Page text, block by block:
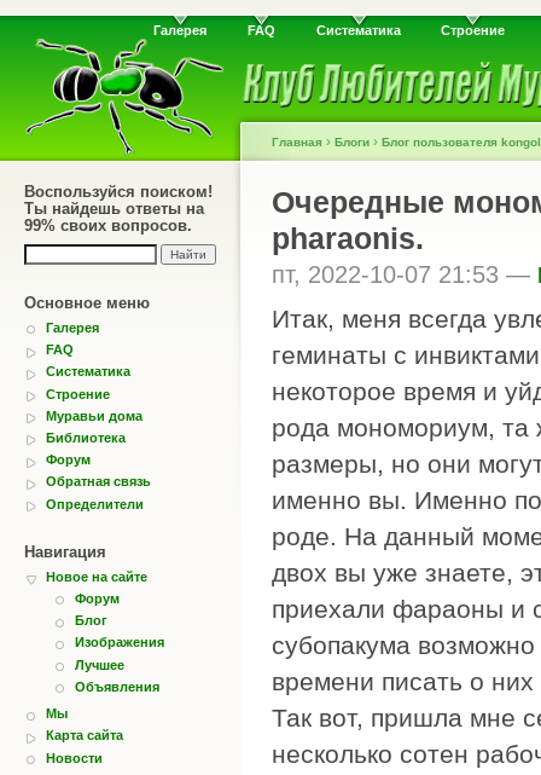
Галерея FAQ Систематика Строение
Воспользуйся поиском!
Ты найдешь ответы на
99% своих вопросов.
Основное меню
Галерея
FAQ
Систематика
Строение
Муравьи дома
Библиотека
Форум
Обратная связь
Определители
Навигация
Новое на сайте
Форум
Блог
Изображения
Лучшее
Объявления
Мы
Карта сайта
Новости
Главная › Блоги › Блог пользователя kongol
Очередные
pharaonis.
пт, 2022-10-07 21:53 —
Итак, меня всегда
геминаты с
некоторое время и
рода мономориум, та
размеры, но они
именно вы. Именно
роде. На данный
двох вы уже знаете,
приехали фараоны и
субопакума
времени писать о них
Так вот, пришла мне
несколько сотен